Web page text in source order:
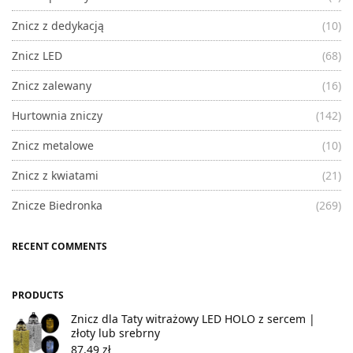
Znicz z dedykacją
(10)
Znicz LED
(68)
Znicz zalewany
(16)
Hurtownia zniczy
(142)
Znicz metalowe
(10)
Znicz z kwiatami
(21)
Znicze Biedronka
(269)
RECENT COMMENTS
PRODUCTS
Znicz dla Taty witrażowy LED HOLO z sercem |
złoty lub srebrny
87,49 zł